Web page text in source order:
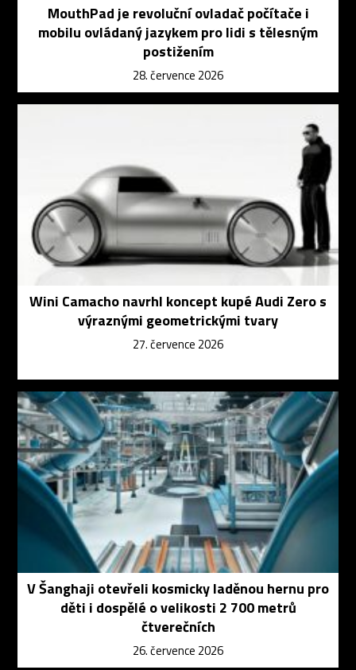
MouthPad je revoluční ovladač počítače i
mobilu ovládaný jazykem pro lidi s tělesným
postižením
28. července 2026
Wini Camacho navrhl koncept kupé Audi Zero s
výraznými geometrickými tvary
27. července 2026
V Šanghaji otevřeli kosmicky laděnou hernu pro
děti i dospělé o velikosti 2 700 metrů
čtverečních
26. července 2026